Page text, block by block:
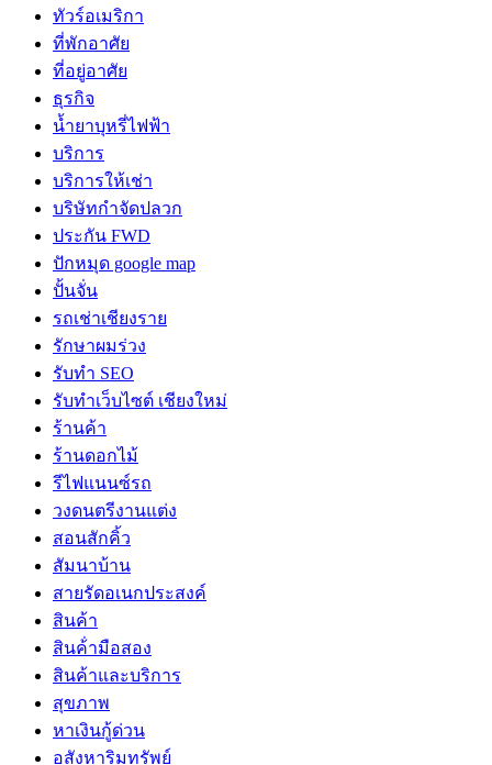
ทัวร์อเมริกา
ที่พักอาศัย
ที่อยู่อาศัย
ธุรกิจ
น้ำยาบุหรี่ไฟฟ้า
บริการ
บริการให้เช่า
บริษัทกำจัดปลวก
ประกัน FWD
ปักหมุด google map
ปั้นจั่น
รถเช่าเชียงราย
รักษาผมร่วง
รับทำ SEO
รับทำเว็บไซต์ เชียงใหม่
ร้านค้า
ร้านดอกไม้
รีไฟแนนซ์รถ
วงดนตรีงานแต่ง
สอนสักคิ้ว
สัมนาบ้าน
สายรัดอเนกประสงค์
สินค้า
สินค้่ามือสอง
สินค้าและบริการ
สุขภาพ
หาเงินกู้ด่วน
อสังหาริมทรัพย์